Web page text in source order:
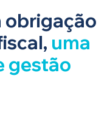
obrigação
uma
gestão